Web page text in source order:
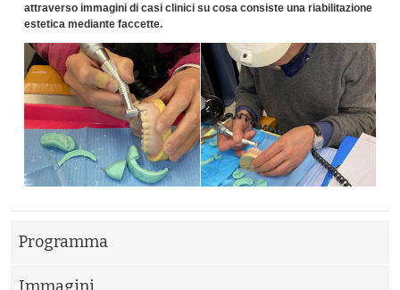
attraverso immagini di casi clinici su cosa consiste una riabilitazione
estetica mediante faccette.
Programma